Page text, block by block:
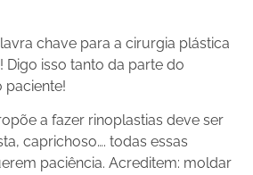
chave para a cirurgia plástica
Digo isso tanto da parte do
paciente!
a fazer rinoplastias deve ser
caprichoso…. todas essas
paciência. Acreditem: moldar